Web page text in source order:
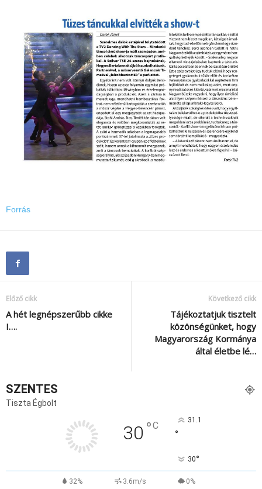
Forrás
Előző cikk
A hét legnépszerűbb cikke
I….
Következő cikk
Tájékoztatjuk tisztelt
közönségünket, hogy
Magyarország Kormánya
által életbe lé…
SZENTES
Tiszta Égbolt
30 °C 31.1
°
30°
32% 3.6m/s 0%